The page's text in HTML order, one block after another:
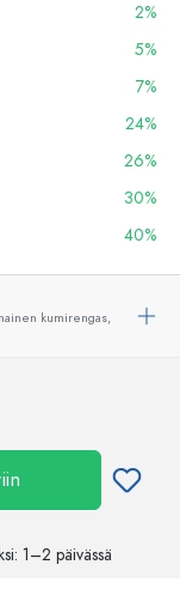
2%
5%
7%
24%
26%
30%
40%
kumirengas,
: 1–2 päivässä